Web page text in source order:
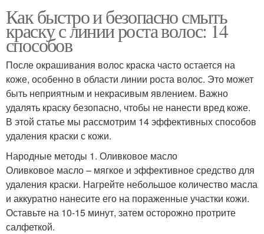
Как быстро и безопасно смыть
краску с линии роста волос: 14
способов
После окрашивания волос краска часто остается на
коже, особенно в области линии роста волос. Это может
быть неприятным и некрасивым явлением. Важно
удалять краску безопасно, чтобы не нанести вред коже.
В этой статье мы рассмотрим 14 эффективных способов
удаления краски с кожи.
Народные методы 1. Оливковое масло
Оливковое масло – мягкое и эффективное средство для
удаления краски. Нагрейте небольшое количество масла
и аккуратно нанесите его на пораженные участки кожи.
Оставьте на 10-15 минут, затем осторожно протрите
салфеткой.